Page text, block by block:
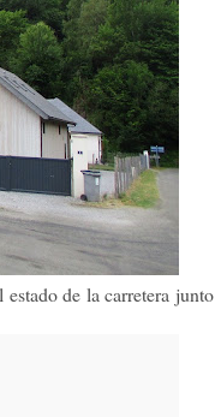
de la carretera junto